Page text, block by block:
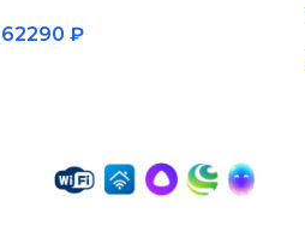
62290 ₽